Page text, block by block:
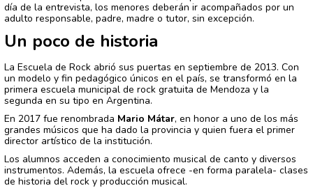
día de la entrevista, los menores deberán ir acompañados por un
adulto responsable, padre, madre o tutor, sin excepción.
Un poco de historia
La Escuela de Rock abrió sus puertas en septiembre de 2013. Con
un modelo y fin pedagógico únicos en el país, se transformó en la
primera escuela municipal de rock gratuita de Mendoza y la
segunda en su tipo en Argentina.
En 2017 fue renombrada Mario Mátar, en honor a uno de los más
grandes músicos que ha dado la provincia y quien fuera el primer
director artístico de la institución.
Los alumnos acceden a conocimiento musical de canto y diversos
instrumentos. Además, la escuela ofrece -en forma paralela- clases
de historia del rock y producción musical.